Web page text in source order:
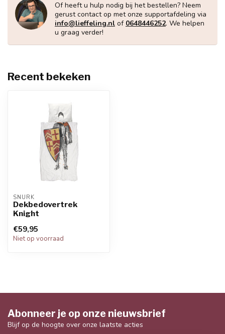
Of heeft u hulp nodig bij het bestellen? Neem
gerust contact op met onze supportafdeling via
info@lieffeling.nl of 0648446252. We helpen
u graag verder!
Recent bekeken
SNURK
Dekbedovertrek
Knight
€59,95
Niet op voorraad
Abonneer je op onze nieuwsbrief
Blijf op de hoogte over onze laatste acties